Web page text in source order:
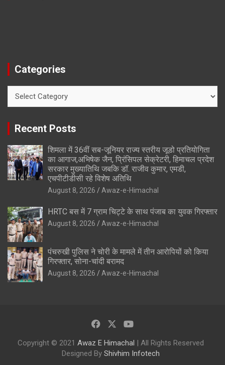
Categories
Recent Posts
शिमला में 36वीं सब-जूनियर राज्य स्तरीय जूडो प्रतियोगिता
का आगाज,अभिषेक जैन, प्रिंसिपल सेक्रेटरी, हिमाचल प्रदेश
सरकार मुख्यातिथि जबकि डॉ. राजीव कुमार, एमडी,
एचपीटीडीसी रहे विशेष अतिथि
August 8, 2026 Awaz-e-Himachal
HRTC बस में 7 ग्राम चिट्टे के साथ पंजाब का युवक गिरफ्तार
August 8, 2026 Awaz-e-Himachal
पंचरुखी पुलिस ने चोरी के मामले में तीन आरोपियों को किया
गिरफ्तार, सोना-चांदी बरामद
August 8, 2026 Awaz-e-Himachal
Copyright © 2021 Awaz E Himachal | All Rights Reserved
Designed By Shivhim Infotech